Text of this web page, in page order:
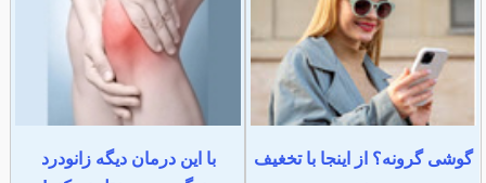
گوشی گرونه؟ از اینجا با تخغیف
با این درمان دیگه زانودرد